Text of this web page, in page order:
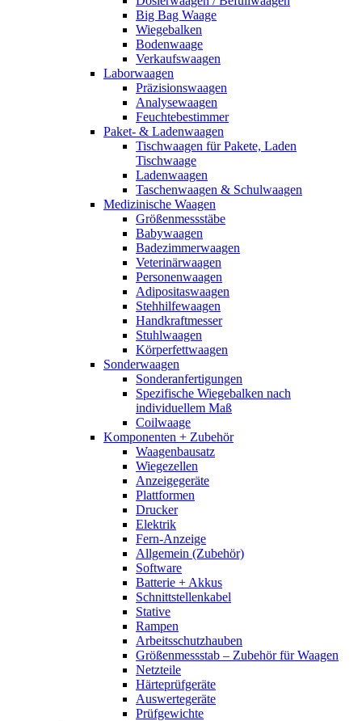
Big Bag Waage
Wiegebalken
Bodenwaage
Verkaufswaagen
Laborwaagen
Präzisionswaagen
Analysewaagen
Feuchtebestimmer
Paket- & Ladenwaagen
Tischwaagen für Pakete, Laden
Tischwaage
Ladenwaagen
Taschenwaagen & Schulwaagen
Medizinische Waagen
Größenmessstäbe
Babywaagen
Badezimmerwaagen
Veterinärwaagen
Personenwaagen
Adipositaswaagen
Stehhilfewaagen
Handkraftmesser
Stuhlwaagen
Körperfettwaagen
Sonderwaagen
Sonderanfertigungen
Spezifische Wiegebalken nach
individuellem Maß
Coilwaage
Komponenten + Zubehör
Waagenbausatz
Wiegezellen
Anzeigegeräte
Plattformen
Drucker
Elektrik
Fern-Anzeige
Allgemein (Zubehör)
Software
Batterie + Akkus
Schnittstellenkabel
Stative
Rampen
Arbeitsschutzhauben
Größenmessstab – Zubehör für Waagen
Netzteile
Härteprüfgeräte
Auswertegeräte
Prüfgewichte